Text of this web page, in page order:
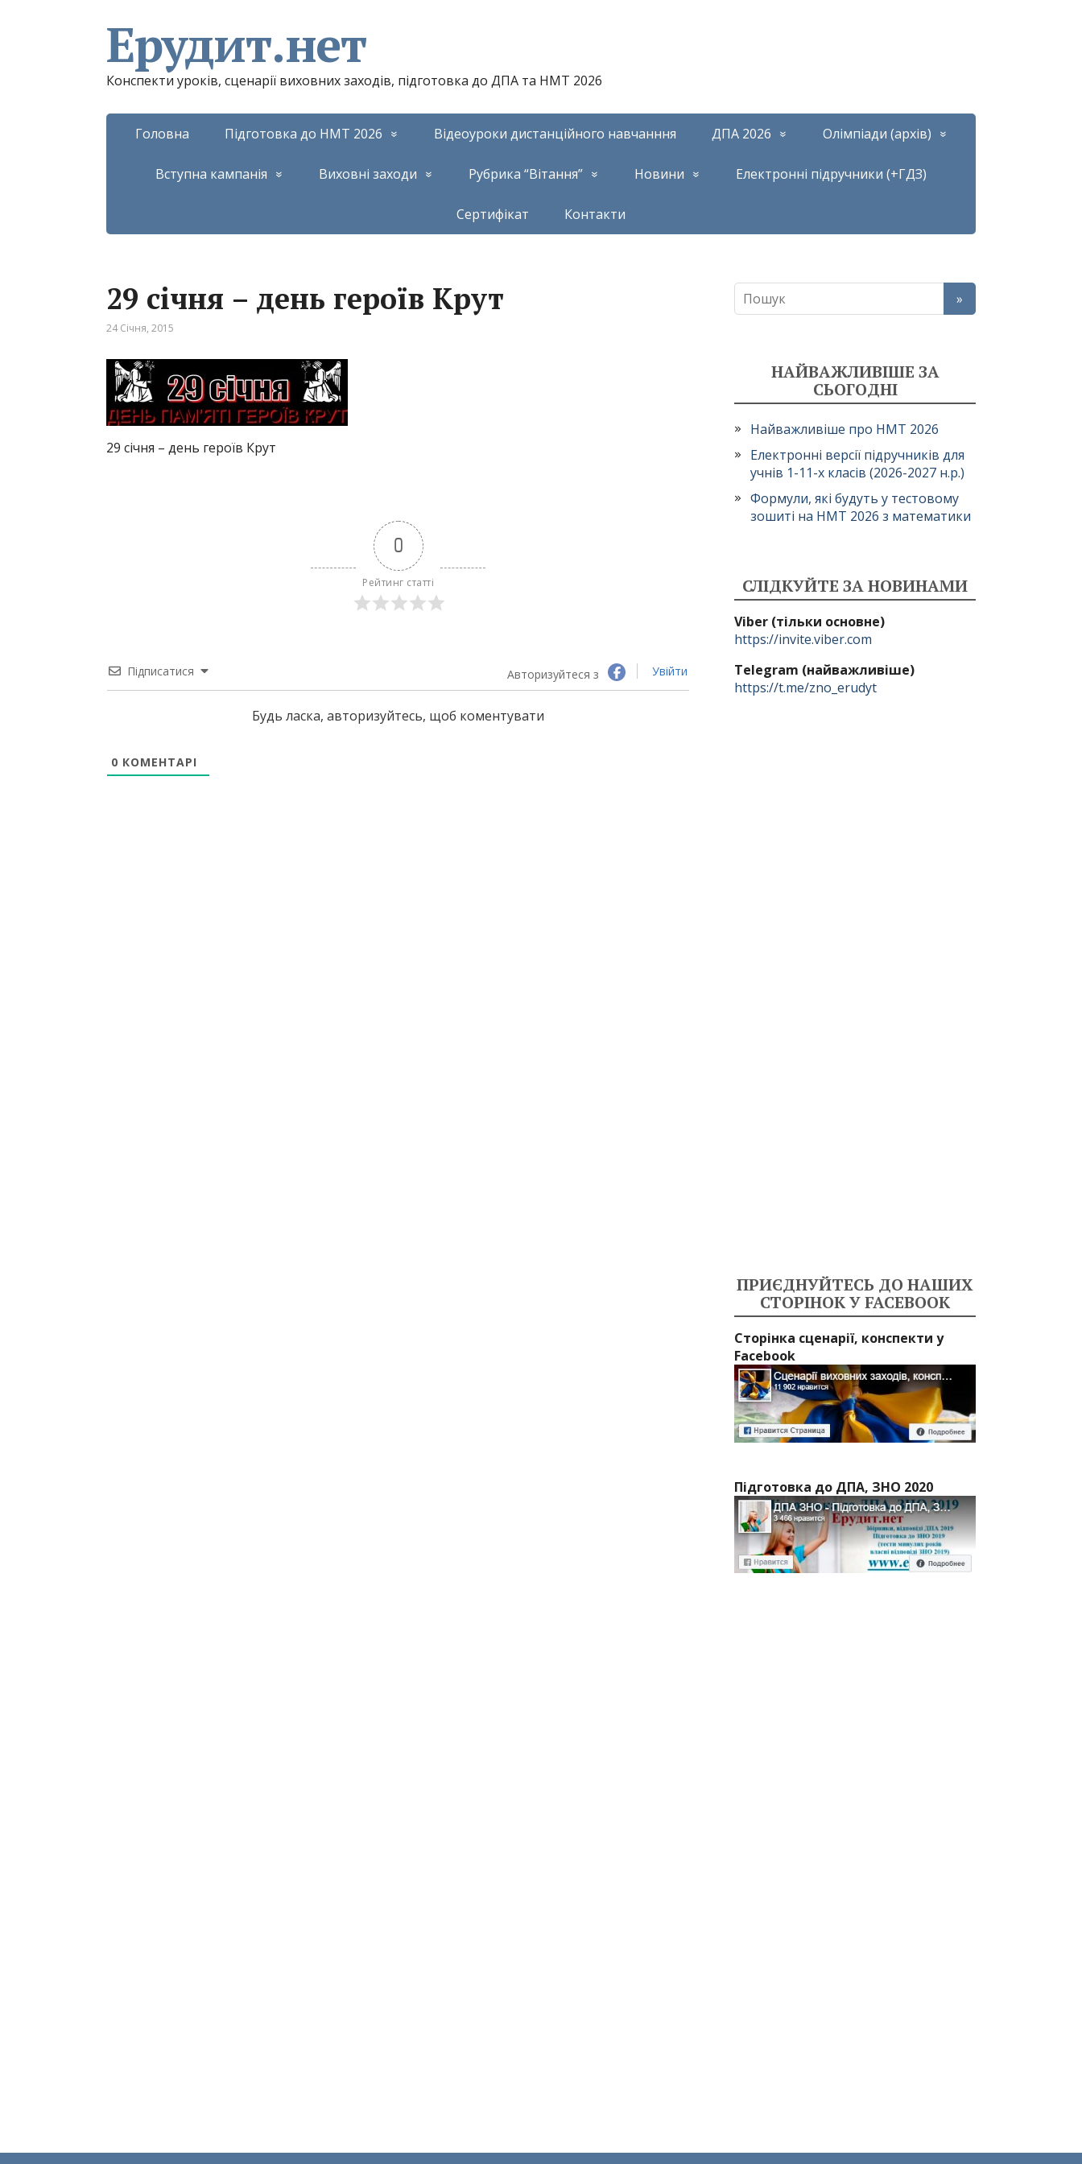
Ерудит.нет
Конспекти уроків, сценарії виховних заходів, підготовка до ДПА та НМТ 2026
Головна Підготовка до НМТ 2026 Відеоуроки дистанційного навчанння ДПА 2026 Олімпіади (архів)
Вступна кампанія Виховні заходи Рубрика “Вітання” Новини Електронні підручники (+ГДЗ)
Сертифікат Контакти
29 січня – день героїв Крут
24 Січня, 2015
29 січня – день героїв Крут
0
Рейтинг статті
Підписатися Авторизуйтеся з Увійти
Будь ласка, авторизуйтесь, щоб коментувати
0 КОМЕНТАРІ
НАЙВАЖЛИВІШЕ ЗА
СЬОГОДНІ
Найважливіше про НМТ 2026
Електронні версії підручників для
учнів 1-11-х класів (2026-2027 н.р.)
Формули, які будуть у тестовому
зошиті на НМТ 2026 з математики
СЛІДКУЙТЕ ЗА НОВИНАМИ
Viber (тільки основне)
https://invite.viber.com
Telegram (найважливіше)
https://t.me/zno_erudyt
ПРИЄДНУЙТЕСЬ ДО НАШИХ
СТОРІНОК У FACEBOOK
Сторінка сценарії, конспекти у
Facebook
Підготовка до ДПА, ЗНО 2020